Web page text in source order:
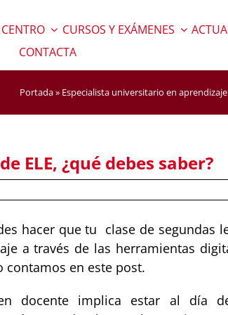
CURSOS Y EXÁMENES
CONTACTA
Portada» Especialista universitario en
ELE, ¿qué debes saber?
hacer que tu clase de segundas
a través de las herramientas
contamos en este post.
docente implica estar al día